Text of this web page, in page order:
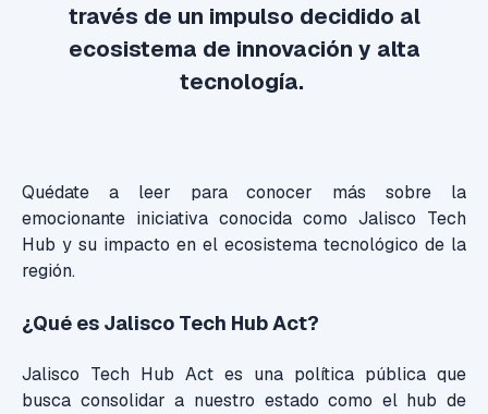
través de un impulso decidido al
ecosistema de innovación y alta
tecnología.
Quédate a leer para conocer más sobre la
emocionante iniciativa conocida como Jalisco Tech
Hub y su impacto en el ecosistema tecnológico de la
región.
¿Qué es Jalisco Tech Hub Act?
Jalisco Tech Hub Act es una política pública que
busca consolidar a nuestro estado como el hub de